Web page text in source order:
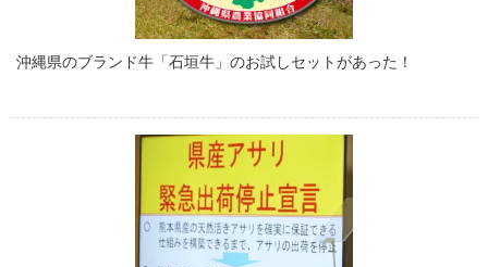
沖縄県のブランド牛「石垣牛」のお試しセットがあった！